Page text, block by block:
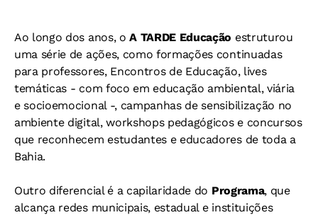
Ao longo dos anos, oA TARDE Educação estruturou
uma série de ações, como formações continuadas
para professores, Encontros de Educação, lives
temáticas - com foco em educação ambiental, viária
e socioemocional -, campanhas de sensibilização no
ambiente digital, workshops pedagógicos e concursos
que reconhecem estudantes e educadores de toda a
Bahia.
Outro diferencial é a capilaridade do Programa, que
alcança redes municipais, estadual e instituições